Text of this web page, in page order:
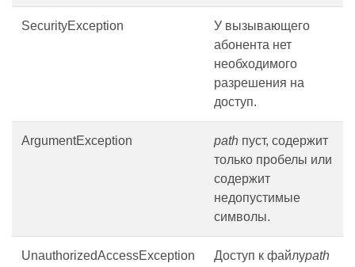
SecurityException
У вызывающего
абонента нет
необходимого
разрешения на
доступ.
ArgumentException path пуст, содержит
только пробелы или
содержит
недопустимые
символы.
UnauthorizedAccessException Доступ к файлуpath